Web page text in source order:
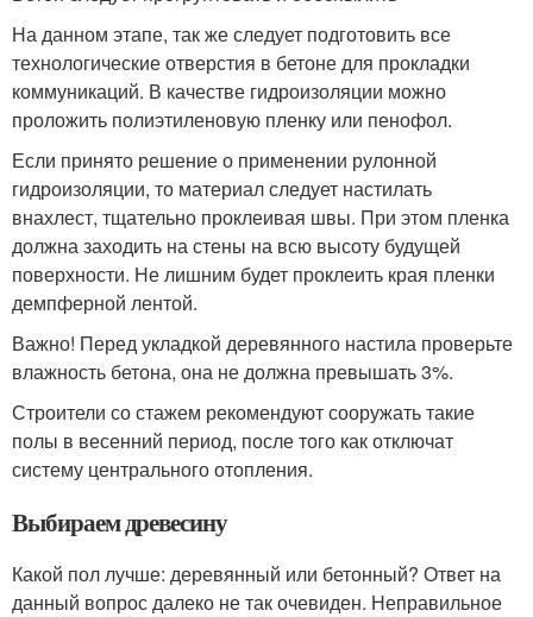
На данном этапе, так же следует подготовить все
технологические отверстия в бетоне для прокладки
коммуникаций. В качестве гидроизоляции можно
проложить полиэтиленовую пленку или пенофол.
Если принято решение о применении рулонной
гидроизоляции, то материал следует настилать
внахлест, тщательно проклеивая швы. При этом пленка
должна заходить на стены на всю высоту будущей
поверхности. Не лишним будет проклеить края пленки
демпферной лентой.
Важно! Перед укладкой деревянного настила проверьте
влажность бетона, она не должна превышать 3%.
Строители со стажем рекомендуют сооружать такие
полы в весенний период, после того как отключат
систему центрального отопления.
Выбираем древесину
Какой пол лучше: деревянный или бетонный? Ответ на
данный вопрос далеко не так очевиден. Неправильное